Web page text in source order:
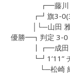
┏━藤川 智史
┏┛旗3-
│└─山田 雅道
優勝━┓判定 3-0
┃┏━成田 隼（
┗┛1’11” チ
└─松崎 紀彦